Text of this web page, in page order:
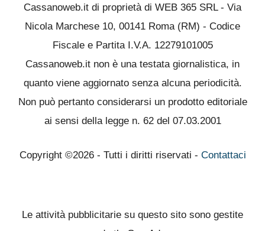
Cassanoweb.it di proprietà di WEB 365 SRL - Via
Nicola Marchese 10, 00141 Roma (RM) - Codice
Fiscale e Partita I.V.A. 12279101005
Cassanoweb.it non è una testata giornalistica, in
quanto viene aggiornato senza alcuna periodicità.
Non può pertanto considerarsi un prodotto editoriale
ai sensi della legge n. 62 del 07.03.2001
Copyright ©2026 - Tutti i diritti riservati - Contattaci
Le attività pubblicitarie su questo sito sono gestite